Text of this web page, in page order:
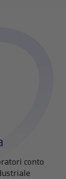
conto